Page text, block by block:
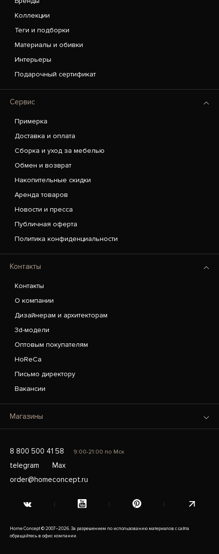
Коллекции
Теги и подборки
Материалы и обивки
Интерьеры
Подарочный сертификат
Сервис
Примерка
Доставка и оплата
Сборка и уход за мебелью
Обмен и возврат
Накопительные скидки
Аренда товаров
Новости и пресса
Публичная оферта
Политика конфиденциальности
Контакты
Контакты
О компании
Дизайнерам и архитекторам
3d-модели
Оптовым покупателям
HoReCa
Письмо директору
Вакансии
Магазины
8 800 500 41 58 9:00-21:00 по Мск
telegram
Max
order@homeconcept.ru
Home Concept © 2007–2026. За разрешением по использованию материалов с сайта
обращайтесь в офис компании.